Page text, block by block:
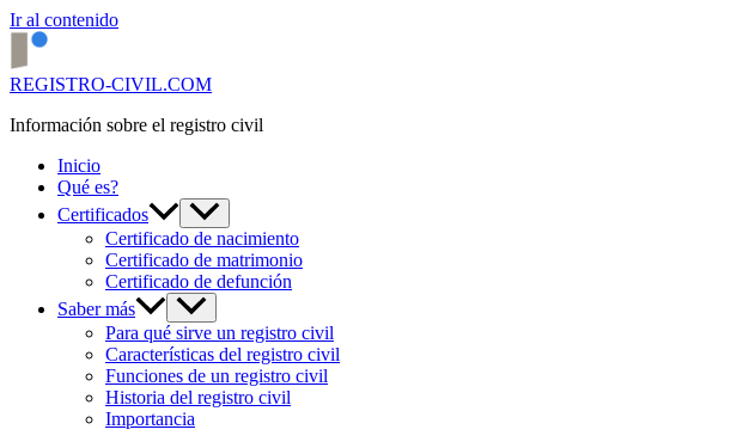
Ir al contenido
REGISTRO-CIVIL.COM
Información sobre el registro civil
Inicio
Qué es?
Certificados
Certificado de nacimiento
Certificado de matrimonio
Certificado de defunción
Saber más
Para qué sirve un registro civil
Características del registro civil
Funciones de un registro civil
Historia del registro civil
Importancia